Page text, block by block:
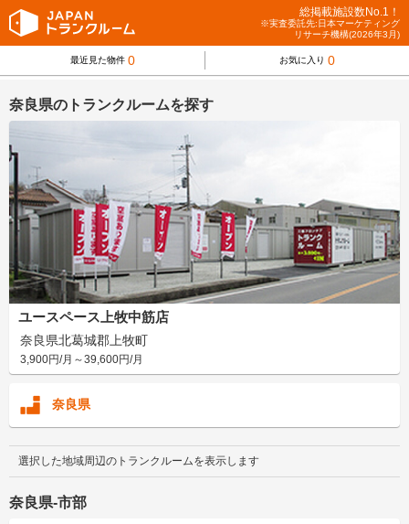
総掲載施設数No.1！
※実査委託先:日本マーケティング
リサーチ機構(2026年3月)
最近見た物件 0 お気に入り 0
奈良県のトランクルームを探す
ユースペース上牧中筋店
奈良県北葛城郡上牧町
3,900円/月～39,600円/月
奈良県
選択した地域周辺のトランクルームを表示します
奈良県-市部